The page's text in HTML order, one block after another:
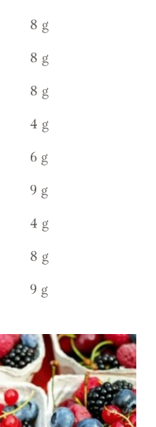
8 g
8 g
8 g
4 g
6 g
9 g
4 g
8 g
9 g